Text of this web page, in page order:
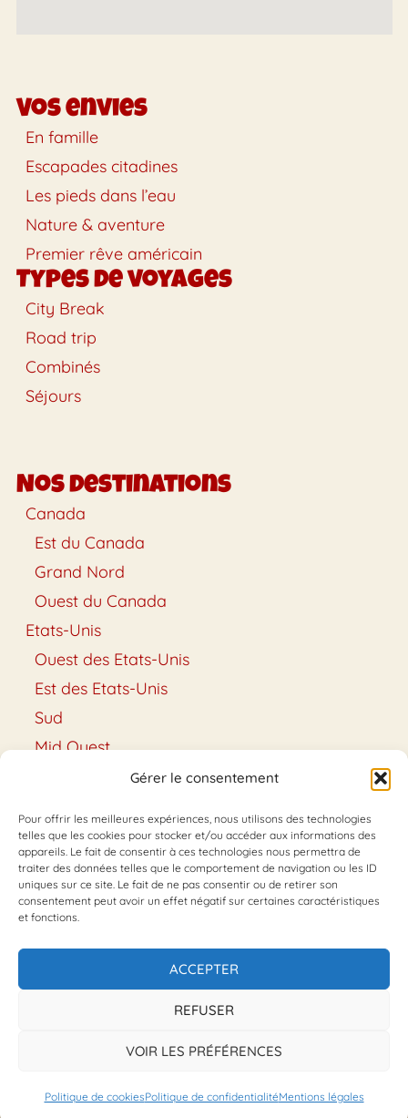
Gérer le consentement
Pour offrir les meilleures expériences, nous utilisons des technologies
telles que les cookies pour stocker et/ou accéder aux informations des
appareils. Le fait de consentir à ces technologies nous permettra de
traiter des données telles que le comportement de navigation ou les ID
uniques sur ce site. Le fait de ne pas consentir ou de retirer son
consentement peut avoir un effet négatif sur certaines caractéristiques
et fonctions.
ACCEPTER
REFUSER
VOIR LES PRÉFÉRENCES
Politique de cookiesPolitique de confidentialitéMentions légales
Vos envies
En famille
Escapades citadines
Les pieds dans l’eau
Nature & aventure
Premier rêve américain
Types de voyages
City Break
Road trip
Combinés
Séjours
Nos destinations
Canada
Est du Canada
Grand Nord
Ouest du Canada
Etats-Unis
Ouest des Etats-Unis
Est des Etats-Unis
Sud
Mid Ouest
Conseils & Astuces
Conseils
Découverte
Formalités
Politique de confidentialité
Politique de cookies (UE)